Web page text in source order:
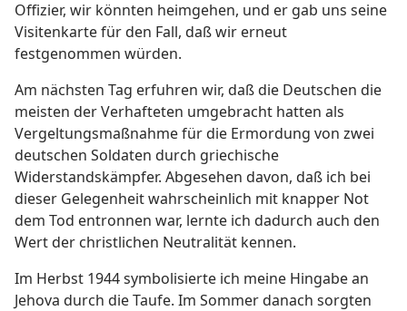
Offizier, wir könnten heimgehen, und er gab uns seine
Visitenkarte für den Fall, daß wir erneut
festgenommen würden.
Am nächsten Tag erfuhren wir, daß die Deutschen die
meisten der Verhafteten umgebracht hatten als
Vergeltungsmaßnahme für die Ermordung von zwei
deutschen Soldaten durch griechische
Widerstandskämpfer. Abgesehen davon, daß ich bei
dieser Gelegenheit wahrscheinlich mit knapper Not
dem Tod entronnen war, lernte ich dadurch auch den
Wert der christlichen Neutralität kennen.
Im Herbst 1944 symbolisierte ich meine Hingabe an
Jehova durch die Taufe. Im Sommer danach sorgten